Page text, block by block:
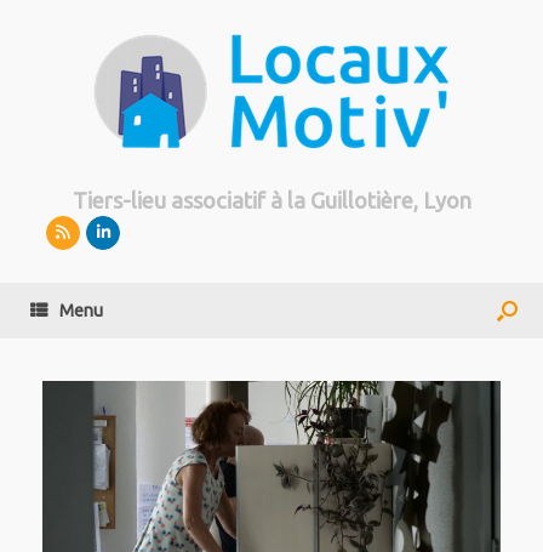
Tiers-lieu associatif à la Guillotière, Lyon
Menu